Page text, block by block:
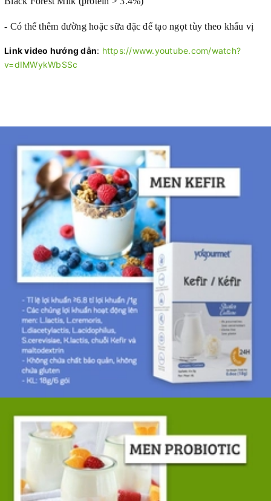
- Có thể thêm đường hoặc sữa đặc để tạo ngọt tùy theo khẩu vị
Link video hướng dẫn: https://www.youtube.com/watch?
v=dIMWykWbSSc